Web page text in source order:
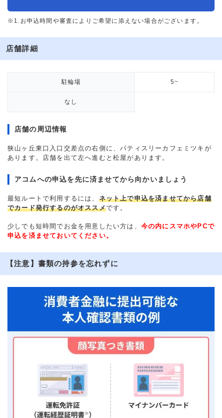
※1.お申込時間や審査によりご希望に添えない場合がございます。
店舗詳細
駐輪場 5~
なし
店舗の周辺情報
狭山ヶ丘東口入口交差点の右側に、パティスリーカフェミツキが
あります。店舗を出て左へ進むと松屋があります。
アコムへの申込を先に済ませてから向かいましょう
最短ルートで利用するには、 ネット上で申込を済ませてから店舗
でカード発行するのがオススメです。
少しでも短時間でお金を用意したい方は、 今の内にスマホやPCで
申込を済ませておいてください。
【注意】書類の持参を忘れずに